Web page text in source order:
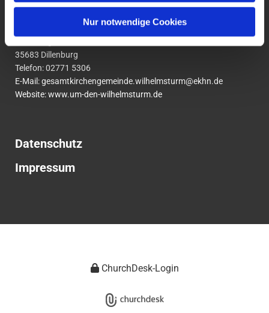
Nur notwendige Cookies
um den Wilhelmsturm
35683 Dillenburg
Telefon:02771 5306
E-Mail:gesamtkirchengemeinde.wilhelmsturm@ekhn.de
Website: www.um-den-wilhelmsturm.de
Datenschutz
Impressum
ChurchDesk-Login